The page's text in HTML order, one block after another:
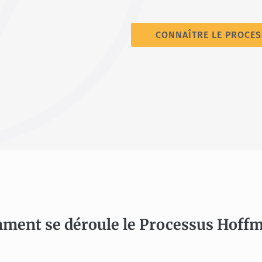
CONNAÎTRE LE
se déroule le Processus